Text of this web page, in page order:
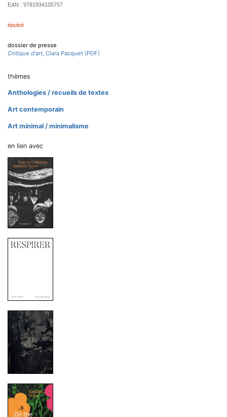
EAN : 9781934105757
épuisé
dossier de presse
Critique d'art, Clara Pacquet (PDF)
thèmes
Anthologies / recueils de textes
Art contemporain
Art minimal / minimalisme
en lien avec